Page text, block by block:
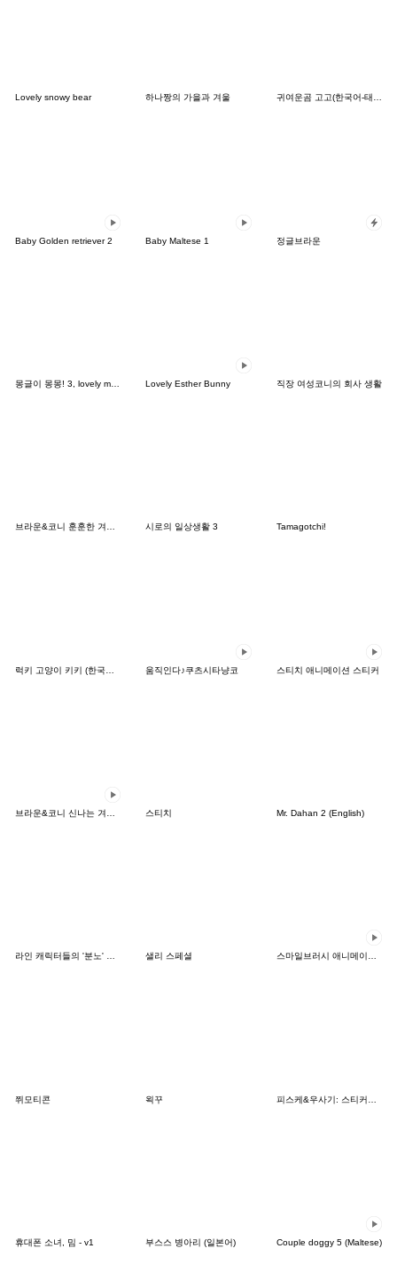
Lovely snowy bear 하나짱의 가을과 겨울 귀여운곰 고고(한국어-태국어)
Baby Golden retriever 2 Baby Maltese 1 정글브라운
Lovely Esther Bunny 직장 여성코니의 회사 생활
브라운&코니 훈훈한 겨울 데이트 시로의 일상생활 3 Tamagotchi!
움직인다♪쿠츠시타냥코 스티치 애니메이션 스티커
스티치 Mr. Dahan 2 (English)
라인 캐릭터들의 '분노' 시리즈 샐리 스페셜 스마일브러시 애니메이션 스티커
쮜모티콘 왹꾸
휴대폰 소녀, 밈 - v1 부스스 병아리 (일본어) Couple doggy 5 (Maltese)